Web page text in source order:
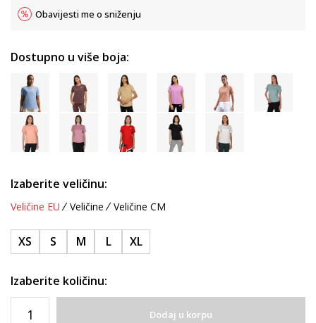
Obavijesti me o sniženju
Dostupno u više boja:
Izaberite veličinu:
Veličine EU Veličine Veličine CM
XS S M L XL
Izaberite količinu:
Dodaj u korpu